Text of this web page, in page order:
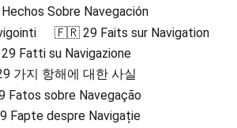
Sobre Navegación
🇫🇷 29 Faits sur Navigation
Fatti su Navigazione
가지 항해에 대한 사실
sobre Navegação
despre Navigație